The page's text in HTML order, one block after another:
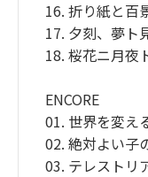
16. 折り紙と百
17. 夕刻、夢ト
18. 桜花ニ月夜
ENCORE
01. 世界を変え
02. 絶対よい子
03. テレストリ